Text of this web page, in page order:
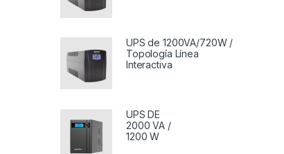
UPS de 1200VA/720W /
Topología Línea
Interactiva
UPS DE
2000 VA /
1200 W